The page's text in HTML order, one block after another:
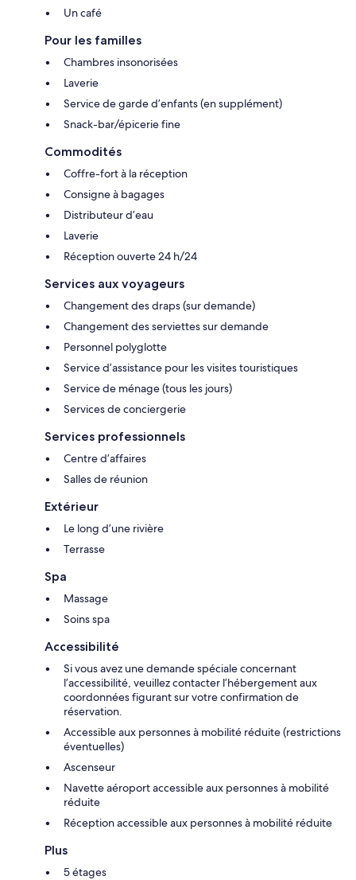
Un café
Pour les familles
Chambres insonorisées
Laverie
Service de garde d’enfants (en supplément)
Snack-bar/épicerie fine
Commodités
Coffre-fort à la réception
Consigne à bagages
Distributeur d’eau
Laverie
Réception ouverte 24 h/24
Services aux voyageurs
Changement des draps (sur demande)
Changement des serviettes sur demande
Personnel polyglotte
Service d’assistance pour les visites touristiques
Service de ménage (tous les jours)
Services de conciergerie
Services professionnels
Centre d’affaires
Salles de réunion
Extérieur
Le long d’une rivière
Terrasse
Spa
Massage
Soins spa
Accessibilité
Si vous avez une demande spéciale concernant
l’accessibilité, veuillez contacter l’hébergement aux
coordonnées figurant sur votre confirmation de
réservation.
Accessible aux personnes à mobilité réduite (restrictions
éventuelles)
Ascenseur
Navette aéroport accessible aux personnes à mobilité
réduite
Réception accessible aux personnes à mobilité réduite
Plus
5 étages